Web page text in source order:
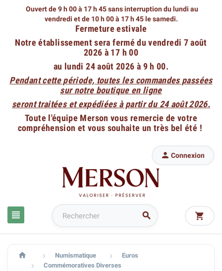
Ouvert de 9 h 00 à 17 h 45 sans interruption du lundi au
vendredi et de 10 h 00 à 17 h 45 le samedi.
Fermeture estivale
Notre établissement sera fermé du vendredi 7 août
2026 à 17 h 00
au lundi 24 août 2026 à 9 h 00.
Pendant cette période, toutes les commandes passées
sur notre boutique en ligne
seront traitées et expédiées à partir du 24 août 2026.
Toute l'équipe Merson vous remercie de votre
compréhension et vous souhaite un très bel été !
 
 Connexion

  Numismatique  Euros
 Commémoratives Diverses